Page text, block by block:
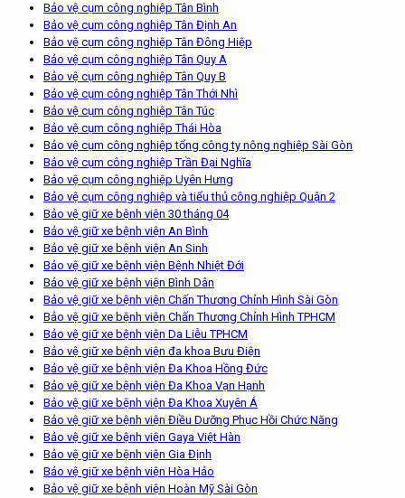
Bảo vệ cụm công nghiệp Tân Bình
Bảo vệ cụm công nghiệp Tân Định An
Bảo vệ cụm công nghiệp Tân Đông Hiệp
Bảo vệ cụm công nghiệp Tân Quy A
Bảo vệ cụm công nghiệp Tân Quy B
Bảo vệ cụm công nghiệp Tân Thới Nhì
Bảo vệ cụm công nghiệp Tân Túc
Bảo vệ cụm công nghiệp Thái Hòa
Bảo vệ cụm công nghiệp tổng công ty nông nghiệp Sài Gòn
Bảo vệ cụm công nghiệp Trần Đại Nghĩa
Bảo vệ cụm công nghiệp Uyên Hưng
Bảo vệ cụm công nghiệp và tiểu thủ công nghiệp Quận 2
Bảo vệ giữ xe bệnh viện 30 tháng 04
Bảo vệ giữ xe bệnh viện An Bình
Bảo vệ giữ xe bệnh viện An Sinh
Bảo vệ giữ xe bệnh viện Bệnh Nhiệt Đới
Bảo vệ giữ xe bệnh viện Bình Dân
Bảo vệ giữ xe bệnh viện Chấn Thương Chỉnh Hình Sài Gòn
Bảo vệ giữ xe bệnh viện Chấn Thương Chỉnh Hình TPHCM
Bảo vệ giữ xe bệnh viện Da Liễu TPHCM
Bảo vệ giữ xe bệnh viện đa khoa Bưu Điện
Bảo vệ giữ xe bệnh viện Đa Khoa Hồng Đức
Bảo vệ giữ xe bệnh viện Đa Khoa Vạn Hạnh
Bảo vệ giữ xe bệnh viện Đa Khoa Xuyên Á
Bảo vệ giữ xe bệnh viện Điều Dưỡng Phục Hồi Chức Năng
Bảo vệ giữ xe bệnh viện Gaya Việt Hàn
Bảo vệ giữ xe bệnh viện Gia Định
Bảo vệ giữ xe bệnh viện Hòa Hảo
Bảo vệ giữ xe bệnh viện Hoàn Mỹ Sài Gòn